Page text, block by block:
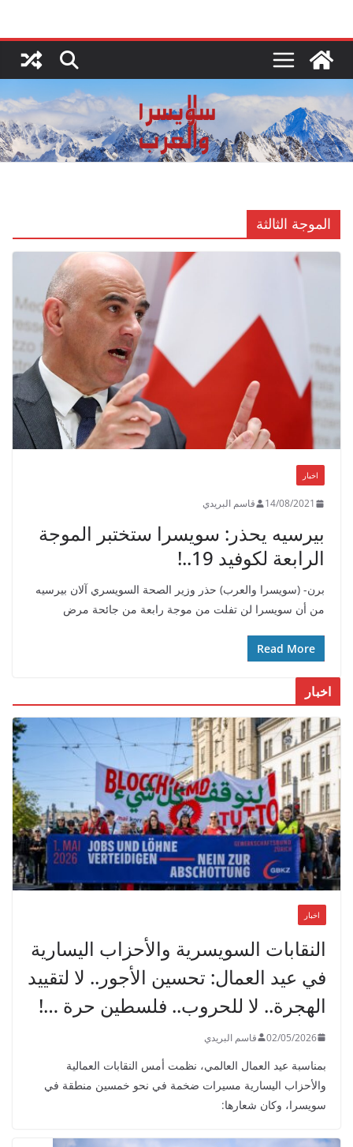
content
الموجة الثالثة
اخبار
14/08/2021 قاسم البريدي
بيرسيه يحذر: سويسرا ستختبر الموجة
الرابعة لكوفيد 19..!
برن- (سويسرا والعرب) حذر وزير الصحة السويسري آلان بيرسيه
من أن سويسرا لن تفلت من موجة رابعة من جائحة مرض
Read More
اخبار
اخبار
النقابات السويسرية والأحزاب اليسارية
في عيد العمال: تحسين الأجور.. لا لتقييد
الهجرة.. لا للحروب.. فلسطين حرة …!
02/05/2026 قاسم البريدي
بمناسبة عيد العمال العالمي، نظمت أمس النقابات العمالية
والأحزاب اليسارية مسيرات ضخمة في نحو خمسين منطقة في
سويسرا، وكان شعارها: